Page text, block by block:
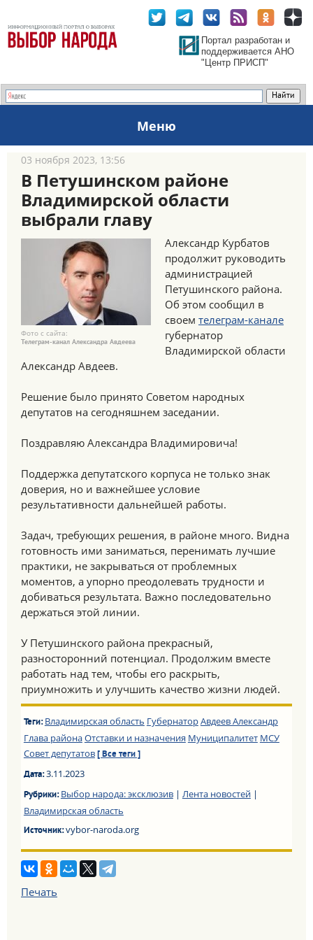
Портал разработан и
поддерживается АНО
"Центр ПРИСП"
Меню
03 ноября 2023, 13:56
В Петушинском районе
Владимирской области
выбрали главу
Фото с сайта:
Телеграм-канал Александра Авдеева
Александр Курбатов
продолжит руководить
администрацией
Петушинского района.
Об этом сообщил в
своем телеграм-канале
губернатор
Владимирской области
Александр Авдеев.
Решение было принято Советом народных
депутатов на сегодняшнем заседании.
Поздравляю Александра Владимировича!
Поддержка депутатского корпуса не только знак
доверия, но и важнейшее условие
результативности дальнейшей работы.
Задач, требующих решения, в районе много. Видна
готовность ими заниматься, перенимать лучшие
практики, не закрываться от проблемных
моментов, а упорно преодолевать трудности и
добиваться результата. Важно последовательно
держаться этой линии.
У Петушинского района прекрасный,
разносторонний потенциал. Продолжим вместе
работать над тем, чтобы его раскрыть,
приумножить и улучшить качество жизни людей.
Теги: Владимирская область ГубернаторАвдеев Александр
Глава районаОтставки и назначения Муниципалитет МСУ
Совет депутатов [ Все теги ]
Дата:3.11.2023
Рубрики:Выбор народа: эксклюзив| Лента новостей|
Владимирская область
Источник:vybor-naroda.org
Печать